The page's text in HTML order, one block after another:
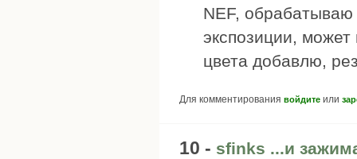
NEF,
экспозиции, может
цвета добавлю,
Для комментирования войдите или
10 - sfinks ...и